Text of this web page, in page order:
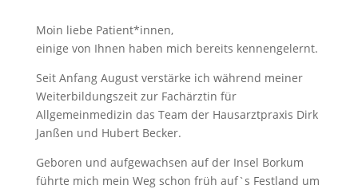
Moin liebe Patient*innen,
einige von Ihnen haben mich bereits kennengelernt.
Seit Anfang August verstärke ich während meiner
Weiterbildungszeit zur Fachärztin für
Allgemeinmedizin das Team der Hausarztpraxis Dirk
Janßen und Hubert Becker.
Geboren und aufgewachsen auf der Insel Borkum
führte mich mein Weg schon früh auf`s Festland um